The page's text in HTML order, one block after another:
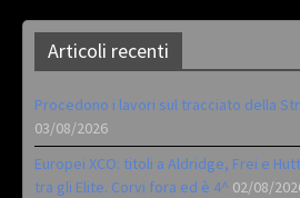
Articoli recenti
Procedono i lavori sul tracciato della
03/08/2026
Europei XCO: titoli a Aldridge, Frei e
tra gli Elite. Corvi fora ed è 4^ 02/08/